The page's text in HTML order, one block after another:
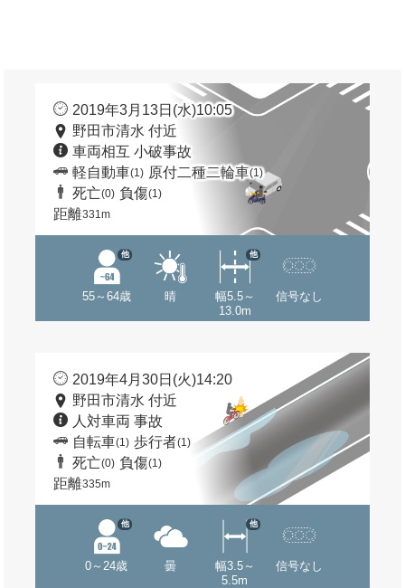
2019年3月13日(水)10:05
野田市清水 付近
車両相互 小破事故
軽自動車(1) 原付二種二輪車(1)
死亡(0) 負傷(1)
距離331m
55～64歳
他
晴
幅5.5～
13.0m
他
信号なし
2019年4月30日(火)14:20
野田市清水 付近
人対車両 事故
自転車(1) 歩行者(1)
死亡(0) 負傷(1)
距離335m
0～24歳
他
曇
幅3.5～
5.5m
他
信号なし